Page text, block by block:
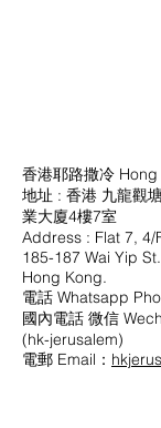
香港耶路撒冷
地址 : 香港 九龍觀
業大廈4樓7室
Address : Flat 7,
185-187 Wai Yip
Hong Kong.
電話 Whatsapp
國內電話 微信
(hk-jerusalem)
電郵 Email：